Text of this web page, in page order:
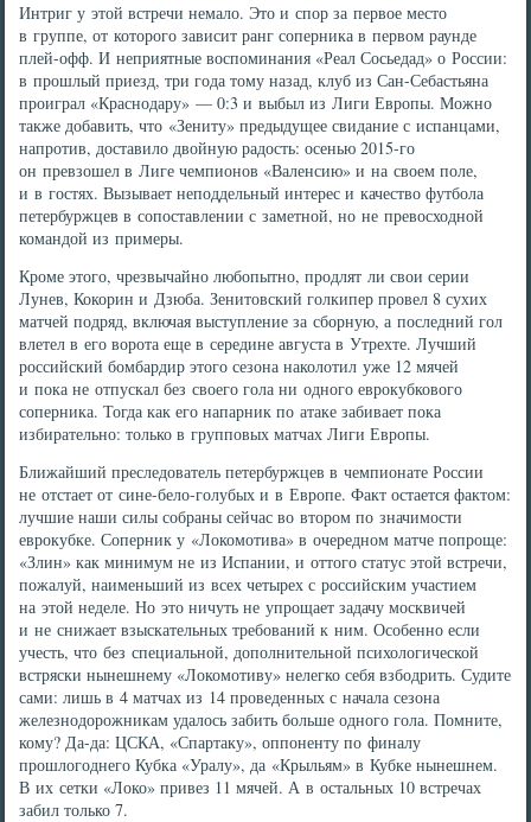
Интриг у этой встречи немало. Это и спор за первое место
в группе, от которого зависит ранг соперника в первом раунде
плей-офф. И неприятные воспоминания «Реал Сосьедад» о России:
в прошлый приезд, три года тому назад, клуб из Сан-Себастьяна
проиграл «Краснодару» — 0:3 и выбыл из Лиги Европы. Можно
также добавить, что «Зениту» предыдущее свидание с испанцами,
напротив, доставило двойную радость: осенью 2015-го
он превзошел в Лиге чемпионов «Валенсию» и на своем поле,
и в гостях. Вызывает неподдельный интерес и качество футбола
петербуржцев в сопоставлении с заметной, но не превосходной
командой из примеры.
Кроме этого, чрезвычайно любопытно, продлят ли свои серии
Лунев, Кокорин и Дзюба. Зенитовский голкипер провел 8 сухих
матчей подряд, включая выступление за сборную, а последний гол
влетел в его ворота еще в середине августа в Утрехте. Лучший
российский бомбардир этого сезона наколотил уже 12 мячей
и пока не отпускал без своего гола ни одного еврокубкового
соперника. Тогда как его напарник по атаке забивает пока
избирательно: только в групповых матчах Лиги Европы.
Ближайший преследователь петербуржцев в чемпионате России
не отстает от сине-бело-голубых и в Европе. Факт остается фактом:
лучшие наши силы собраны сейчас во втором по значимости
еврокубке. Соперник у «Локомотива» в очередном матче попроще:
«Злин» как минимум не из Испании, и оттого статус этой встречи,
пожалуй, наименьший из всех четырех с российским участием
на этой неделе. Но это ничуть не упрощает задачу москвичей
и не снижает взыскательных требований к ним. Особенно если
учесть, что без специальной, дополнительной психологической
встряски нынешнему «Локомотиву» нелегко себя взбодрить. Судите
сами: лишь в 4 матчах из 14 проведенных с начала сезона
железнодорожникам удалось забить больше одного гола. Помните,
кому? Да-да: ЦСКА, «Спартаку», оппоненту по финалу
прошлогоднего Кубка «Уралу», да «Крыльям» в Кубке нынешнем.
В их сетки «Локо» привез 11 мячей. А в остальных 10 встречах
забил только 7.